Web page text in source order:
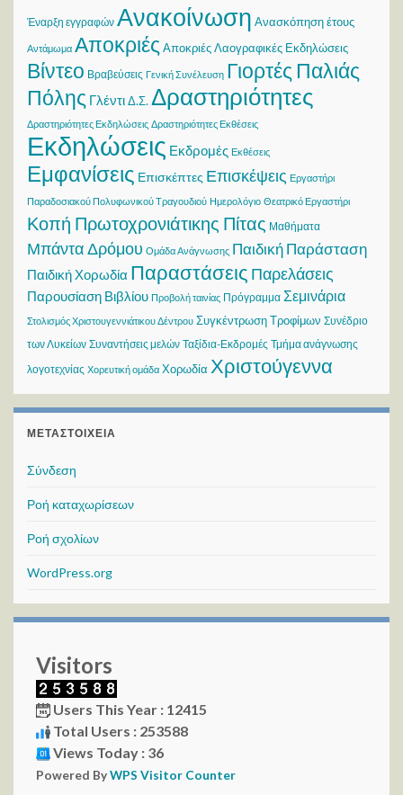
Έναρξη εγγραφών Ανακοίνωση Ανασκόπηση έτους
Αντάμωμα Αποκριές Αποκριές Λαογραφικές Εκδηλώσεις
Βίντεο Βραβεύσεις Γενική Συνέλευση Γιορτές Παλιάς
Πόλης ΓλέντιΔ.Σ. Δραστηριότητες
Δραστηριότητες Εκδηλώσεις Δραστηριότητες Εκθέσεις
Εκδηλώσεις Εκδρομές Εκθέσεις
Εμφανίσεις Επισκέπτες Επισκέψεις Εργαστήρι
Παραδοσιακού Πολυφωνικού Τραγουδιού Ημερολόγιο Θεατρικό Εργαστήρι
Κοπή Πρωτοχρονιάτικης Πίτας Μαθήματα
Μπάντα Δρόμου Ομάδα Ανάγνωσης Παιδική Παράσταση
Παιδική Χορωδία Παραστάσεις Παρελάσεις
Παρουσίαση Βιβλίου Προβολή ταινίας Πρόγραμμα Σεμινάρια
Στολισμός Χριστουγεννιάτικου Δέντρου Συγκέντρωση Τροφίμων Συνέδριο
των Λυκείων Συναντήσεις μελών Ταξίδια-Εκδρομές Τμήμα ανάγνωσης
λογοτεχνίας Χορευτική ομάδα Χορωδία Χριστούγεννα
ΜΕΤΑΣΤΟΙΧΕΊΑ
Σύνδεση
Ροή καταχωρίσεων
Ροή σχολίων
WordPress.org
Visitors
Users This Year : 12415
Total Users : 253588
Views Today : 36
Powered ByWPS Visitor Counter